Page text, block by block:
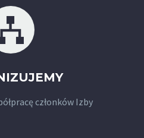
członków Izby